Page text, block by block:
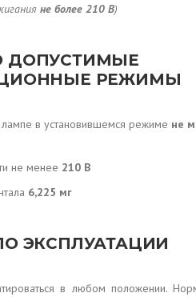
не более 210 В)
ДОПУСТИМЫЕ
РЕЖИМЫ
в установившемся режиме не
не менее 210 В
6,225 мг
ЭКСПЛУАТАЦИИ
в любом положении.